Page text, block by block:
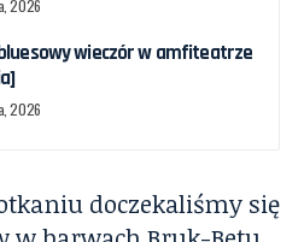
2026
wieczór w amfiteatrze
2026
doczekaliśmy się